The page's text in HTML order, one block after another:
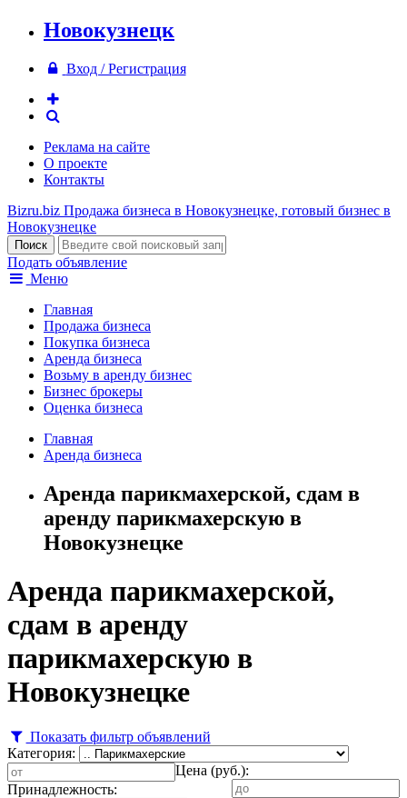
Новокузнецк
Вход / Регистрация
Реклама на сайте
О проекте
Контакты
Bizru.biz Продажа бизнеса в Новокузнецке, готовый бизнес в
Новокузнецке
Подать объявление
Меню
Главная
Продажа бизнеса
Покупка бизнеса
Аренда бизнеса
Возьму в аренду бизнес
Бизнес брокеры
Оценка бизнеса
Главная
Аренда бизнеса
Аренда парикмахерской, сдам в
аренду парикмахерскую в
Новокузнецке
Аренда парикмахерской,
сдам в аренду
парикмахерскую в
Новокузнецке
Показать фильтр объявлений
Категория:
Цена (руб.):
Принадлежность: